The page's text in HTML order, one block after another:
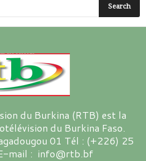
du Burkina (RTB) est la
du Burkina Faso.
01 Tél : (+226) 25
mail : info@rtb.bf